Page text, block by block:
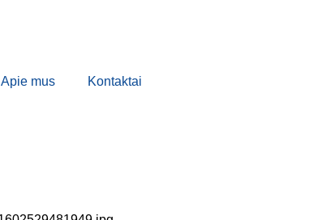
Apie mus Kontaktai